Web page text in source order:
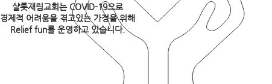
샬롯재림교회는 COVID-19으로
경제적 어려움을 겪고있는 가정을 위해
Relief fun를 운영하고 있습니다.​